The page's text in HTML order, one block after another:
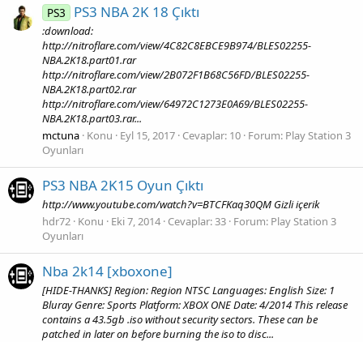
PS3 PS3 NBA 2K 18 Çıktı
:download:
http://nitroflare.com/view/4C82C8EBCE9B974/BLES02255-
NBA.2K18.part01.rar
http://nitroflare.com/view/2B072F1B68C56FD/BLES02255-
NBA.2K18.part02.rar
http://nitroflare.com/view/64972C1273E0A69/BLES02255-
NBA.2K18.part03.rar...
mctuna Konu Eyl 15, 2017 Cevaplar: 10 Forum: Play Station 3
Oyunları
PS3 NBA 2K15 Oyun Çıktı
http://www.youtube.com/watch?v=BTCFKaq30QM Gizli içerik
hdr72 Konu Eki 7, 2014 Cevaplar: 33 Forum: Play Station 3
Oyunları
Nba 2k14 [xboxone]
[HIDE-THANKS] Region: Region NTSC Languages: English Size: 1
Bluray Genre: Sports Platform: XBOX ONE Date: 4/2014 This release
contains a 43.5gb .iso without security sectors. These can be
patched in later on before burning the iso to disc...